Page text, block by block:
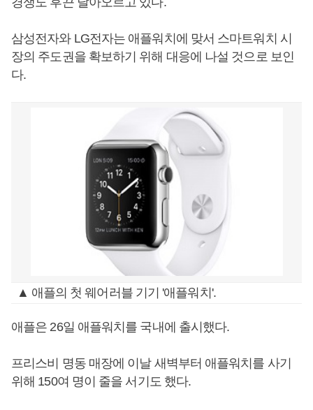
삼성전자와 LG전자는 애플워치에 맞서 스마트워치 시
장의 주도권을 확보하기 위해 대응에 나설 것으로 보인
다.
▲ 애플의 첫 웨어러블 기기 '애플워치'.
애플은 26일 애플워치를 국내에 출시했다.
프리스비 명동 매장에 이날 새벽부터 애플워치를 사기
위해 150여 명이 줄을 서기도 했다.